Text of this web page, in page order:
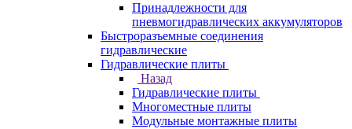
Принадлежности для
пневмогидравлических аккумуляторов
Быстроразъемные соединения
гидравлические
Гидравлические плиты
Назад
Гидравлические плиты
Многоместные плиты
Модульные монтажные плиты